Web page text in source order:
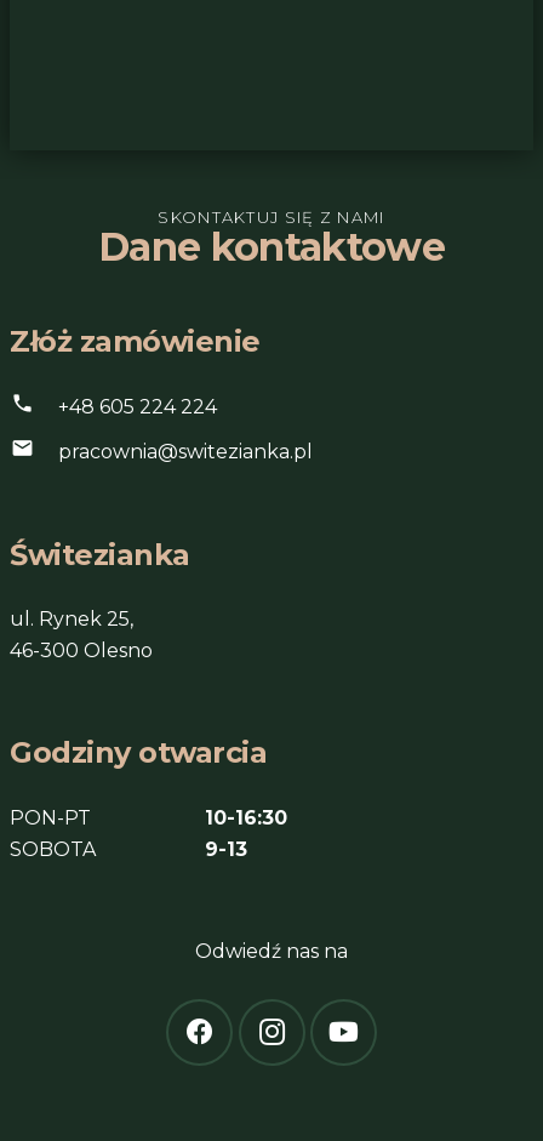
SKONTAKTUJ SIĘ Z NAMI
Dane kontaktowe
Złóż zamówienie
phone
+48 605 224 224
mail
pracownia@switezianka.pl
Świtezianka
ul. Rynek 25,
46-300 Olesno
Godziny otwarcia
PON-PT
SOBOTA
10-16:30
9-13
Odwiedź nas na